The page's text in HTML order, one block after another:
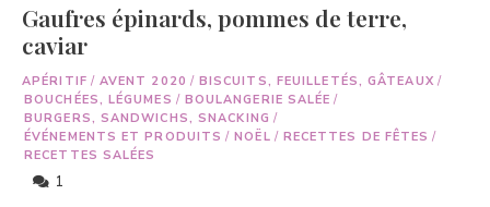
Gaufres épinards, pommes de terre,
caviar
APÉRITIF / AVENT 2020 / BISCUITS, FEUILLETÉS, GÂTEAUX /
BOUCHÉES, LÉGUMES / BOULANGERIE SALÉE /
BURGERS, SANDWICHS, SNACKING /
ÉVÉNEMENTS ET PRODUITS / NOËL / RECETTES DE FÊTES /
RECETTES SALÉES
1